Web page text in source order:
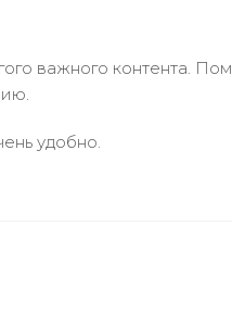
важного контента.
удобно.